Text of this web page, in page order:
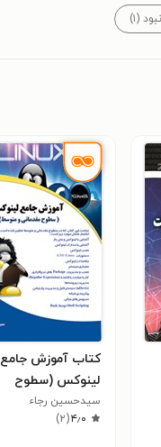
(۱)
کتاب آموزش جامع
لینوکس (سطوح
مقدماتی و متوسط)
سیدحسین رجاء
۴٫۰(۲)